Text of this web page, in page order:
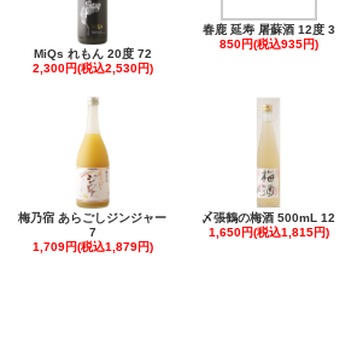
MiQs れもん 20度 72
2,300円(税込2,530円)
春鹿 延寿 屠蘇酒 12度 3
850円(税込935円)
梅乃宿 あらごしジンジャー
7
1,709円(税込1,879円)
〆張鶴の梅酒 500mL 12
1,650円(税込1,815円)